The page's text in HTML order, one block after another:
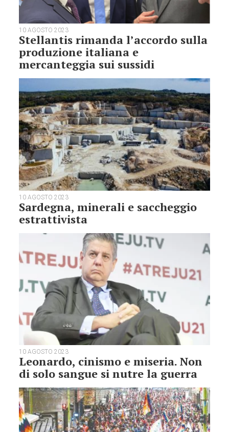
10 AGOSTO 2023
Stellantis rimanda l’accordo sulla
produzione italiana e
mercanteggia sui sussidi
10 AGOSTO 2023
Sardegna, minerali e saccheggio
estrattivista
10 AGOSTO 2023
Leonardo, cinismo e miseria. Non
di solo sangue si nutre la guerra